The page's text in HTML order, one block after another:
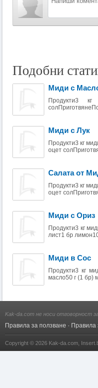
Подобни
Миди с
Продукти3
Миди с Лук
Продукти3 кг
оцет
Салата от
Продукти3 кг
оцет
Миди с Ориз
Продукти3 кг
лист1 бр
Миди в Сос
Продукти3 кг
масло50 г (1 бр)
Kak-da.com не носи отговорност
Правила за ползване · Правила
Copyright © 2026 Kak-da.com